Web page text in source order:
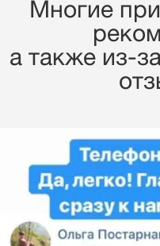
Многие
a также из-